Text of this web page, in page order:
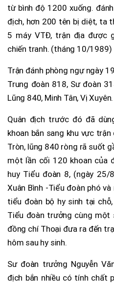
từ bình độ 1200 xuống.
địch, hơn 200 tên bị diệt, ta
5 máy VTĐ, trận địa được
chiến tranh. (tháng 10/1989)
Trận đánh phòng ngự ngày
Trung đoàn 818, Sư đoàn
Lũng 840, Minh Tân, Vị Xuyên.
Quân địch trước đó đã
khoan bắn sang khu vực
Tròn, lũng 840 ròng rã suốt
một lần cối 120 khoan của
huy Tiểu đoàn 8, (ngày
Xuân Bình -Tiểu đoàn phó
tiểu đoàn bộ hy sinh tại
Tiểu đoàn trưởng cùng một
đồng chí Thoại đưa ra đến
hôm sau hy sinh.
Sư đoàn trưởng Nguyễn
địch bắn nhiều có tính chất